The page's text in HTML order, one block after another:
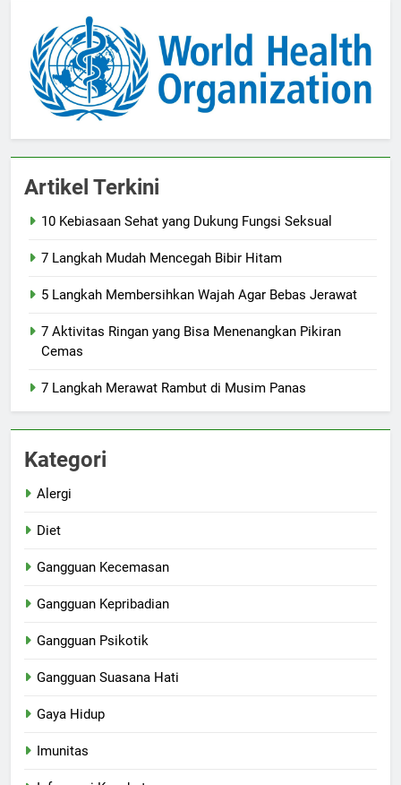
Artikel Terkini
10 Kebiasaan Sehat yang Dukung Fungsi Seksual
7 Langkah Mudah Mencegah Bibir Hitam
5 Langkah Membersihkan Wajah Agar Bebas Jerawat
7 Aktivitas Ringan yang Bisa Menenangkan Pikiran
Cemas
7 Langkah Merawat Rambut di Musim Panas
Kategori
Alergi
Diet
Gangguan Kecemasan
Gangguan Kepribadian
Gangguan Psikotik
Gangguan Suasana Hati
Gaya Hidup
Imunitas